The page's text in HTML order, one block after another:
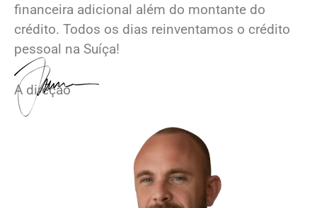
financeira adicional além do montante do
crédito. Todos os dias reinventamos o crédito
pessoal na Suíça!
A direção